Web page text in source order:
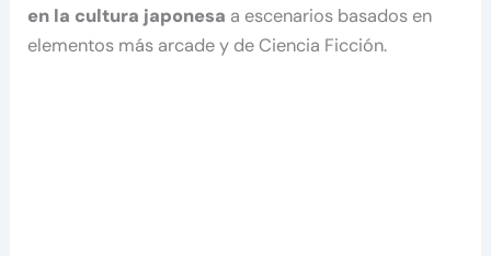
en la cultura japonesa a escenarios basados en
elementos más arcade y de Ciencia Ficción.